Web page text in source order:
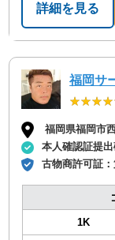
詳細を見る
福岡サ
福岡県福岡市
本人確認証提
古物商許可証：
1K